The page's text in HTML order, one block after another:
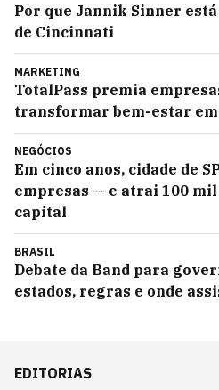
Por que Jannik Sinner
de Cincinnati
MARKETING
TotalPass premia
transformar bem-estar
NEGÓCIOS
Em cinco anos, cidade de
empresas — e atrai 100
capital
BRASIL
Debate da Band para
estados, regras e onde
EDITORIAS